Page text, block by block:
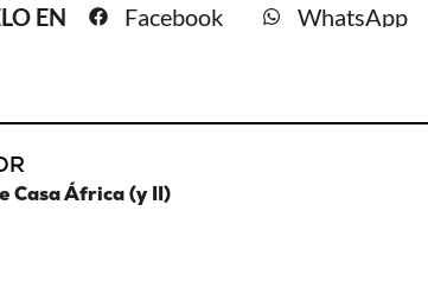
EN Facebook WhatsApp
Casa África (y II)